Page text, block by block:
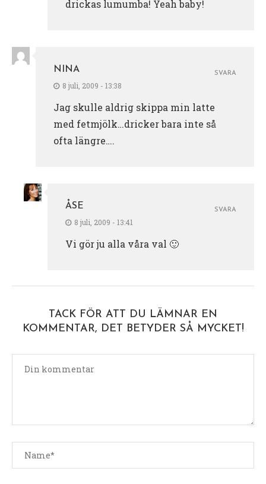
drickas lumumba! Yeah baby!
NINA
8 juli, 2009 - 13:38
Jag skulle aldrig skippa min latte
med fetmjölk…dricker bara inte så
ofta längre….
SVARA
ÅSE
8 juli, 2009 - 13:41
Vi gör ju alla våra val 🙂
SVARA
TACK FÖR ATT DU LÄMNAR EN
KOMMENTAR, DET BETYDER SÅ MYCKET!